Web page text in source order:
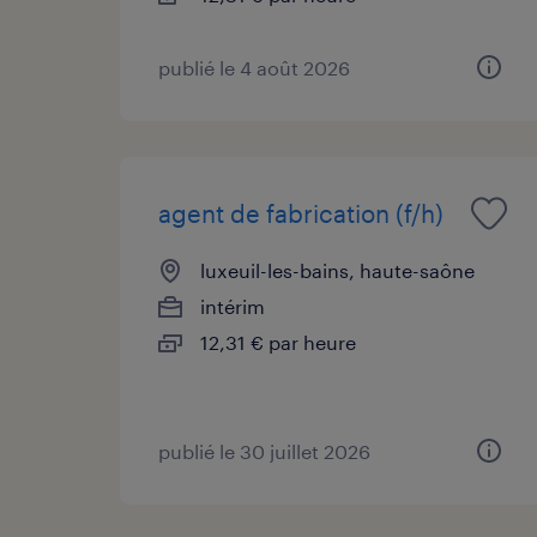
publié le 4 août 2026
agent de fabrication (f/h)
luxeuil-les-bains, haute-saône
intérim
12,31 € par heure
publié le 30 juillet 2026